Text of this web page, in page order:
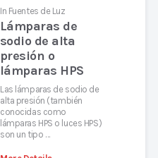
In Fuentes de Luz
Lámparas de
sodio de alta
presión o
lámparas HPS
Las lámparas de sodio de
alta presión (también
conocidas como
lámparas HPS o luces HPS)
son un tipo …